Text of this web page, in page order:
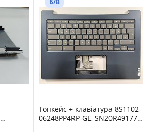
Б/В
Топкейс + клавіатура 8S1102-
06248PP4RP-GE, SN20R49177